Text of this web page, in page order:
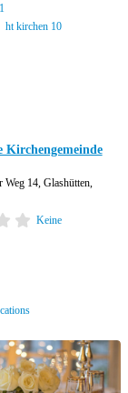
Kirchengemeinde
Weg 14,Glashütten,
Keine